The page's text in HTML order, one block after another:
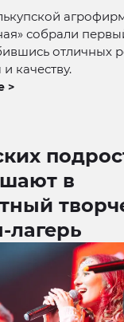
собрали
отличных
качеству.
>
в
лагерь